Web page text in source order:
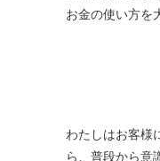
お金の使い方を
わたしはお客様
ら、普段から意